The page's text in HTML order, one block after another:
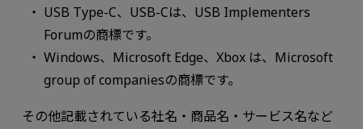
USB Type-C、USB-Cは、USB Implementers
Forumの商標です。
Windows、Microsoft Edge、Xbox は、Microsoft
group of companiesの商標です。
その他記載されている社名・商品名・サービス名など